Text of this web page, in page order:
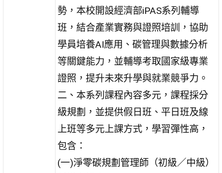
勢，本校開設經濟部iPAS系列輔導
班，結合產業實務與證照培訓，協助
學員培養AI應用、碳管理與數據分析
等關鍵能力，並輔導考取國家級專業
證照，提升未來升學與就業競爭力。
二、本系列課程內容多元，課程採分
級規劃，並提供假日班、平日班及線
上班等多元上課方式，學習彈性高，
包含：
(一)淨零碳規劃管理師（初級／中級）